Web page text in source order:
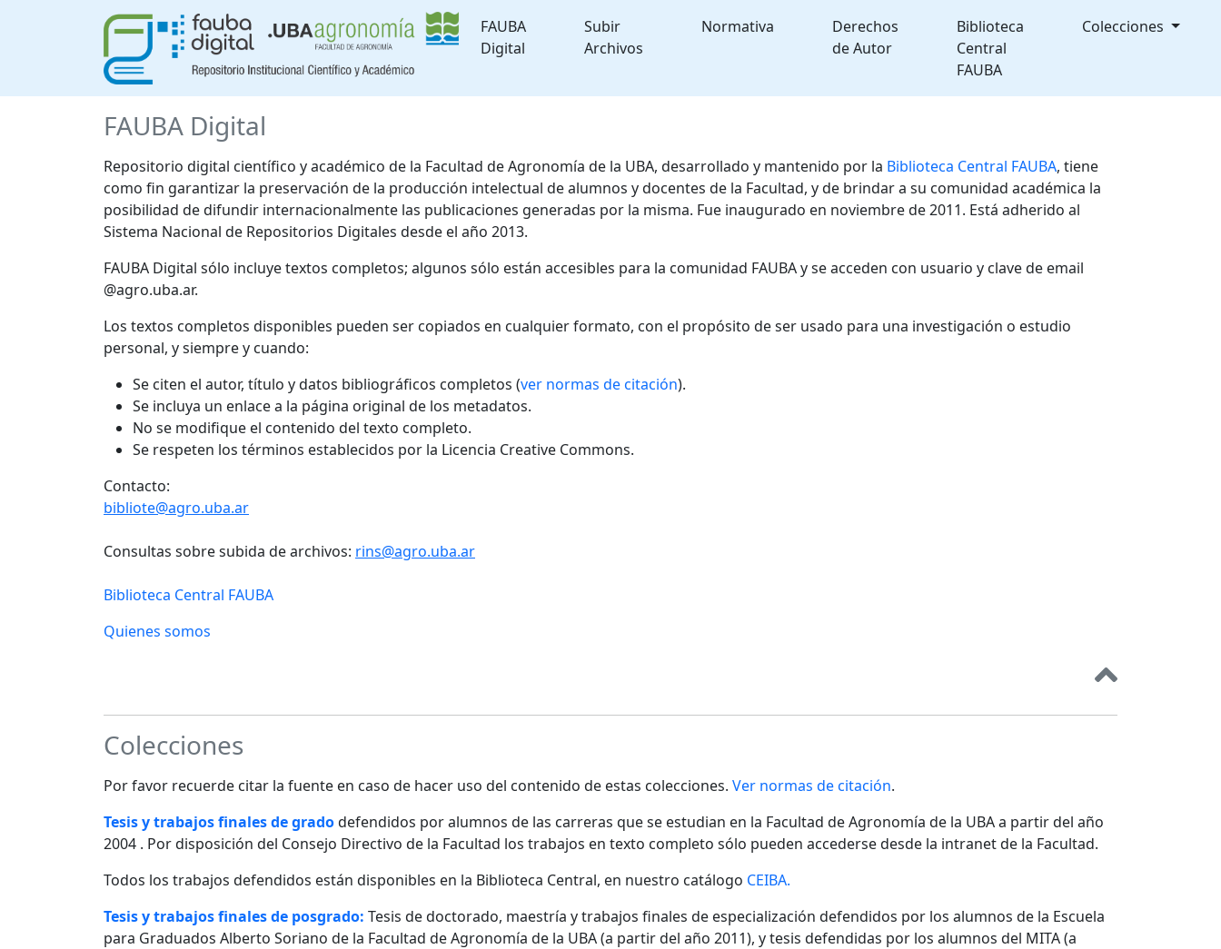
FAUBA
Digital
Subir
Archivos
Normativa
Derechos
de Autor
Biblioteca
Central
FAUBA
Colecciones
FAUBA Digital
Repositorio digital científico y académico de la Facultad de Agronomía de la UBA, desarrollado y mantenido por la Biblioteca Central FAUBA, tiene
como fin garantizar la preservación de la producción intelectual de alumnos y docentes de la Facultad, y de brindar a su comunidad académica la
posibilidad de difundir internacionalmente las publicaciones generadas por la misma. Fue inaugurado en noviembre de 2011. Está adherido al
Sistema Nacional de Repositorios Digitales desde el año 2013.
FAUBA Digital sólo incluye textos completos; algunos sólo están accesibles para la comunidad FAUBA y se acceden con usuario y clave de email
@agro.uba.ar.
Los textos completos disponibles pueden ser copiados en cualquier formato, con el propósito de ser usado para una investigación o estudio
personal, y siempre y cuando:
Se citen el autor, título y datos bibliográficos completos (ver normas de citación).
Se incluya un enlace a la página original de los metadatos.
No se modifique el contenido del texto completo.
Se respeten los términos establecidos por la Licencia Creative Commons.
Contacto:
bibliote@agro.uba.ar
Consultas sobre subida de archivos: rins@agro.uba.ar
Biblioteca Central FAUBA
Quienes somos
Colecciones
Por favor recuerde citar la fuente en caso de hacer uso del contenido de estas colecciones. Ver normas de citación.
Tesis y trabajos finales de gradodefendidos por alumnos de las carreras que se estudian en la Facultad de Agronomía de la UBA a partir del año
2004 . Por disposición del Consejo Directivo de la Facultad los trabajos en texto completo sólo pueden accederse desde la intranet de la Facultad.
Todos los trabajos defendidos están disponibles en la Biblioteca Central, en nuestro catálogo CEIBA.
Tesis y trabajos finales de posgrado: Tesis de doctorado, maestría y trabajos finales de especialización defendidos por los alumnos de la Escuela
para Graduados Alberto Soriano de la Facultad de Agronomía de la UBA (a partir del año 2011), y tesis defendidas por los alumnos del MITA (a